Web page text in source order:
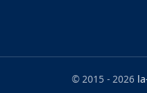
© 2015 - 2026